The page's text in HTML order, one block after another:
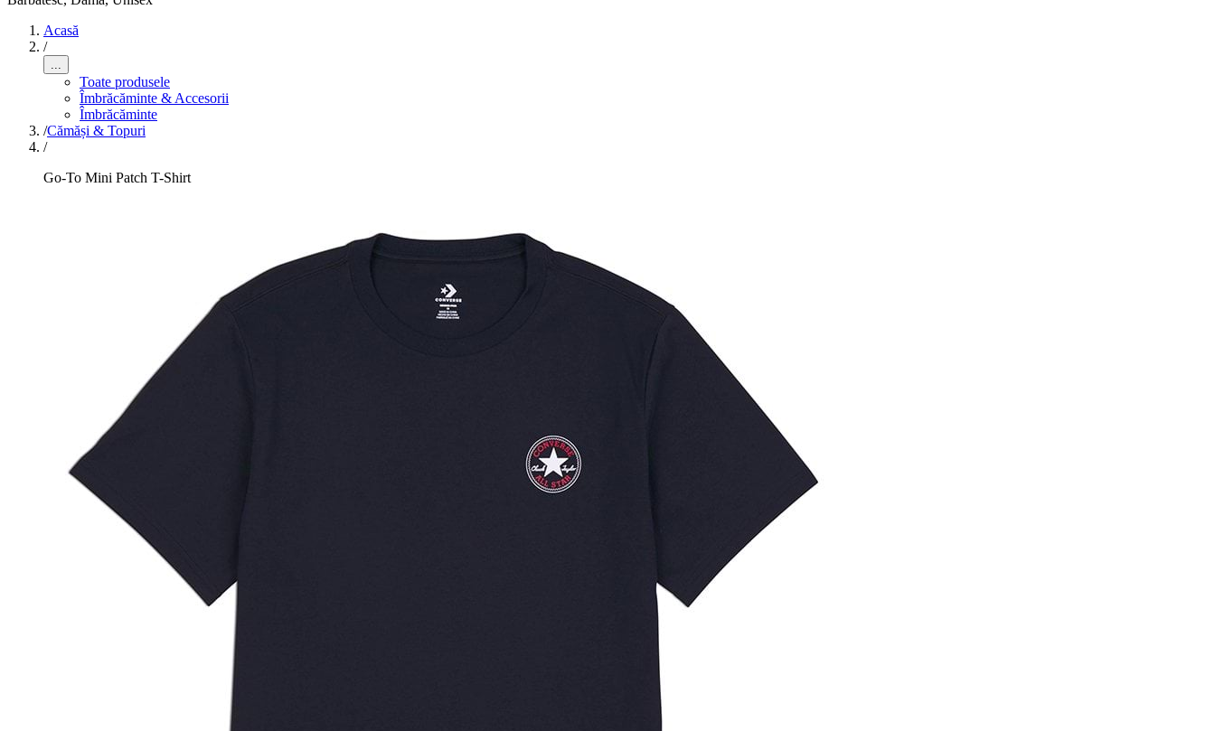
Acasă
/
...
Toate produsele
Îmbrăcăminte & Accesorii
Îmbrăcăminte
/Cămăși & Topuri
/
Go-To Mini Patch T-Shirt